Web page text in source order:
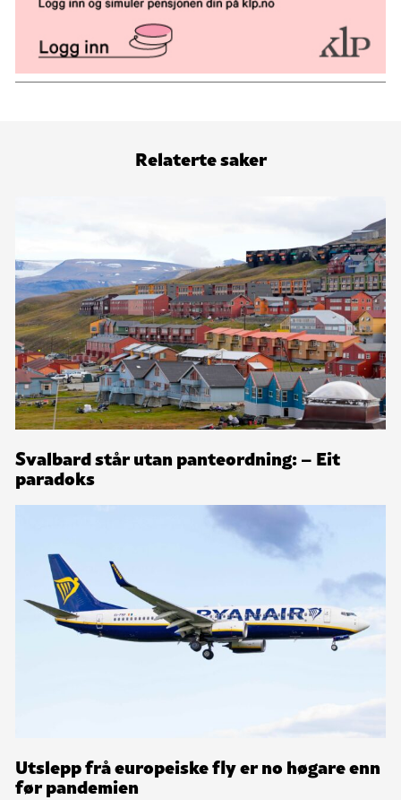
Relaterte saker
Svalbard står utan panteordning: – Eit
paradoks
Utslepp frå europeiske fly er no høgare enn
før pandemien